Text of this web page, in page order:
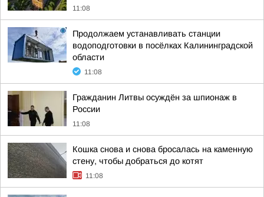
11:08
Продолжаем устанавливать станции
водоподготовки в посёлках Калининградской
области
11:08
Гражданин Литвы осуждён за шпионаж в
России
11:08
Кошка снова и снова бросалась на каменную
стену, чтобы добраться до котят
11:08